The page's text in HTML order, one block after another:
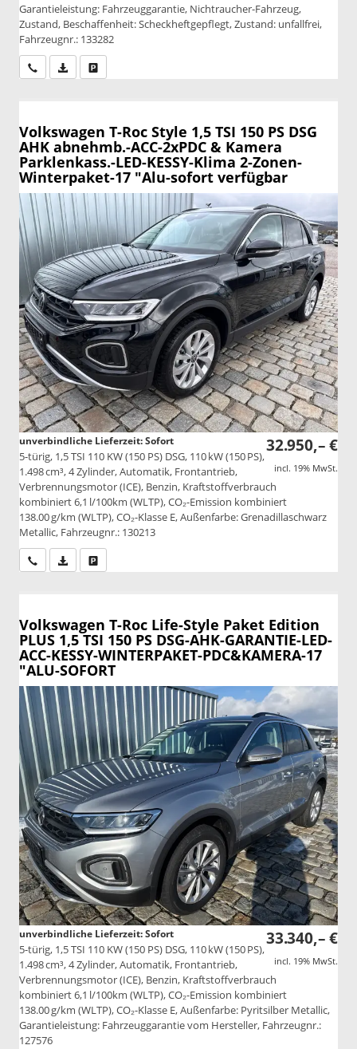
Garantieleistung: Fahrzeuggarantie, Nichtraucher-Fahrzeug,
Zustand, Beschaffenheit: Scheckheftgepflegt, Zustand: unfallfrei,
Fahrzeugnr.: 133282
Wir rufen Sie anPDF-Datei, Fahrzeugexposé drucken
Volkswagen T-Roc Style 1,5 TSI 150 PS DSG
AHK abnehmb.-ACC-2xPDC & Kamera
Parklenkass.-LED-KESSY-Klima 2-Zonen-
Winterpaket-17 "Alu-sofort verfügbar
32.950,– €
incl. 19% MwSt.
unverbindliche Lieferzeit: Sofort
5-türig, 1,5 TSI 110 KW (150 PS) DSG, 110 kW (150 PS),
1.498 cm³, 4 Zylinder, Automatik, Frontantrieb,
Verbrennungsmotor (ICE), Benzin, Kraftstoffverbrauch
kombiniert 6,1 l/100km (WLTP), CO₂-Emission kombiniert
138.00 g/km (WLTP), CO₂-Klasse E, Außenfarbe: Grenadillaschwarz
Metallic, Fahrzeugnr.: 130213
Wir rufen Sie anPDF-Datei, Fahrzeugexposé drucken
Volkswagen T-Roc Life-Style Paket Edition
PLUS 1,5 TSI 150 PS DSG-AHK-GARANTIE-LED-
ACC-KESSY-WINTERPAKET-PDC&KAMERA-17
"ALU-SOFORT
33.340,– €
incl. 19% MwSt.
unverbindliche Lieferzeit: Sofort
5-türig, 1,5 TSI 110 KW (150 PS) DSG, 110 kW (150 PS),
1.498 cm³, 4 Zylinder, Automatik, Frontantrieb,
Verbrennungsmotor (ICE), Benzin, Kraftstoffverbrauch
kombiniert 6,1 l/100km (WLTP), CO₂-Emission kombiniert
138.00 g/km (WLTP), CO₂-Klasse E, Außenfarbe: Pyritsilber Metallic,
Garantieleistung: Fahrzeuggarantie vom Hersteller, Fahrzeugnr.:
127576